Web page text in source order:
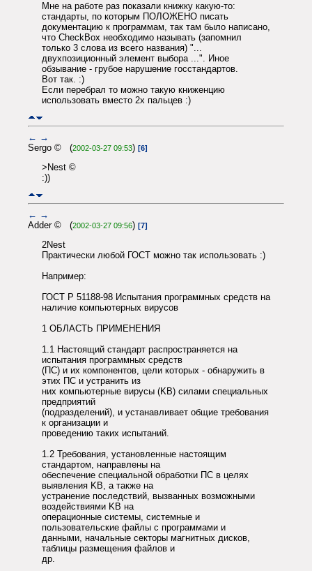
Мне на работе раз показали книжку какую-то:
стандарты, по которым ПОЛОЖЕНО писать
документацию к программам, так там было написано,
что CheckBox необходимо называть (запомнил
только 3 слова из всего названия) "...
двухпозиционный элемент выбора ...". Иное
обзывание - грубое нарушение госстандартов.
Вот так. :)
Если перебрал то можно такую книженцию
использовать вместо 2х пальцев :)
← →
Sergo © (2002-03-27 09:53) [6]
>Nest ©
:))
← →
Adder © (2002-03-27 09:56) [7]
2Nest
Практически любой ГОСТ можно так использовать :)
Например:
ГОСТ Р 51188-98 Испытания программных средств на
наличие компьютерных вирусов
1 ОБЛАСТЬ ПРИМЕНЕНИЯ
1.1 Настоящий стандарт распространяется на
испытания программных средств
(ПС) и их компонентов, цели которых - обнаружить в
этих ПС и устранить из
них компьютерные вирусы (KB) силами специальных
предприятий
(подразделений), и устанавливает общие требования
к организации и
проведению таких испытаний.
1.2 Требования, установленные настоящим
стандартом, направлены на
обеспечение специальной обработки ПС в целях
выявления KB, а также на
устранение последствий, вызванных возможными
воздействиями KB на
операционные системы, системные и
пользовательские файлы с программами и
данными, начальные секторы магнитных дисков,
таблицы размещения файлов и
др.